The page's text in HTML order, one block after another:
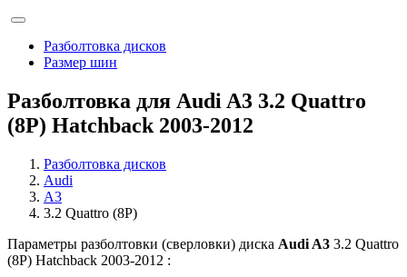
Разболтовка дисков
Размер шин
Разболтовка для Audi A3 3.2 Quattro
(8P) Hatchback 2003-2012
Разболтовка дисков
Audi
A3
3.2 Quattro (8P)
Параметры разболтовки (сверловки) диска Audi A3 3.2 Quattro
(8P) Hatchback 2003-2012 :